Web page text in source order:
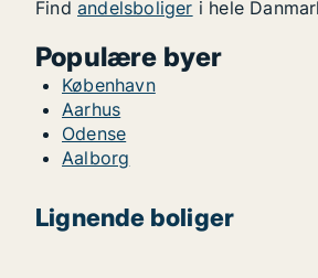
Find andelsboliger i hele
Populære byer
København
Aarhus
Odense
Aalborg
Lignende boliger